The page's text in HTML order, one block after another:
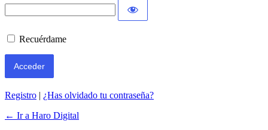
Recuérdame
Registro | ¿Has olvidado tu contraseña?
← Ir a Haro Digital